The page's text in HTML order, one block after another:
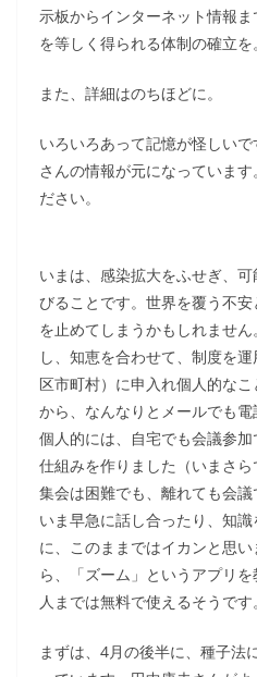
示板からインターネット情報
を等しく得られる体制の確立を。
また、詳細はのちほどに。
いろいろあって記憶が怪しい
さんの情報が元になっていま
ださい。
いまは、感染拡大をふせぎ、
びることです。世界を覆う不
を止めてしまうかもしれませ
し、知恵を合わせて、制度を運
区市町村）に申入れ個人的な
から、なんなりとメールでも電
個人的には、自宅でも会議参
仕組みを作りました（いまさ
集会は困難でも、離れても会
いま早急に話し合ったり、知
に、このままではイカンと思
ら、「ズーム」というアプリ
人までは無料で使えるそうです。
まずは、4月の後半に、種子法